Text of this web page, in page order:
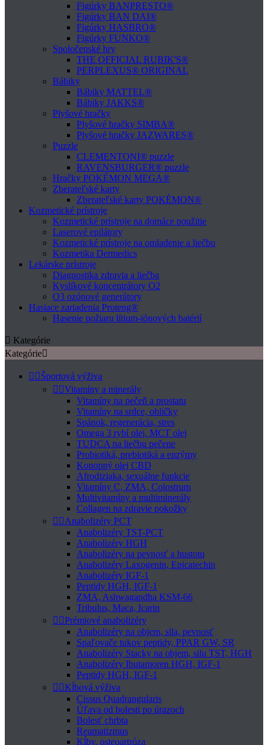
Figúrky BANPRESTO®
Figúrky BAN DAI®
Figúrky HASBRO®
Figúrky FUNKO®
Spoločenské hry
THE OFFICIAL RUBIK'S®
PERPLEXUS® ORIGINAL
Bábiky
Bábiky MATTEL®
Bábiky JAKKS®
Plyšové hračky
Plyšové hračky SIMBA®
Plyšové hračky JAZWARES®
Puzzle
CLEMENTONI® puzzle
RAVENSBURGER® puzzle
Hračky POKÉMON MEGA®
Zberateľské karty
Zberateľské karty POKÉMON®
Kozmetické prístroje
Kozmetické prístroje na domáce použitie
Laserové epilátory
Kozmetické prístroje na omladenie a liečbu
Kozmetika Dermedics
Lekárske prístroje
Diagnostika zdravia a liečba
Kyslíkové koncentrátory O2
O3 ozónové generátory
Hasiace zariadenia Proteng®
Hasenie požiaru lítium-iónových batérií
 Kategórie
Kategórie
 Športová výživa
 Vitamíny a minerály
Vitamíny na pečeň a prostatu
Vitamíny na srdce, obličky
Spánok, regenerácia, stres
Omega 3 rybí olej, MCT olej
TUDCA na liečbu pečene
Probiotiká, prebiotiká a enzýmy
Konopný olej CBD
Afrodiziaka, sexuálne funkcie
Vitamíny C, ZMA, Colostrum
Multivitamíny a multiminerály
Collagen na zdravie pokožky
 Anabolizéry PCT
Anabolizéry TST-PCT
Anabolizéry HGH
Anabolizéry na pevnosť a hustotu
Anabolizéry Laxogenin, Epicatechin
Anabolizéry IGF-1
Peptidy HGH, IGF-1
ZMA, Ashwagandha KSM-66
Tribulus, Maca, Icarin
 Prémiové anabolizéry
Anabolizéry na objem, sila, pevnosť
Spaľovače tukov peptidy, PPAR GW, SR
Anabolizéry Stacky na objem, silu TST, HGH
Anabolizéry Ibutamoren HGH, IGF-1
Peptidy HGH, IGF-1
 Kĺbová výživa
Cissus Quadrangularis
Úľava od bolesti po úrazoch
Bolesť chrbta
Reumatizmus
Kĺby, osteoartróza